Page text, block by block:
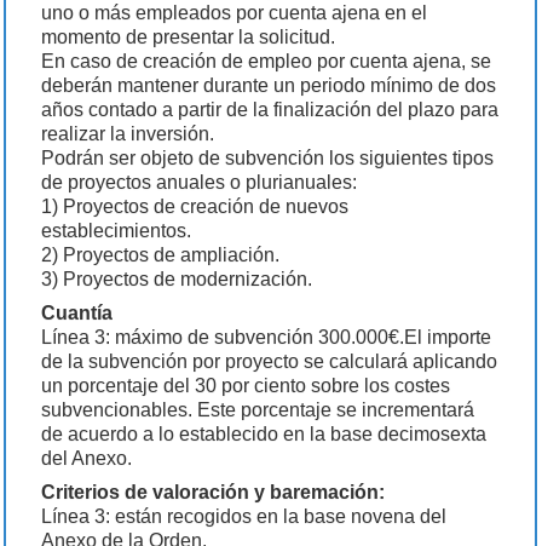
uno o más empleados por cuenta ajena en el
momento de presentar la solicitud.
En caso de creación de empleo por cuenta ajena, se
deberán mantener durante un periodo mínimo de dos
años contado a partir de la finalización del plazo para
realizar la inversión.
Podrán ser objeto de subvención los siguientes tipos
de proyectos anuales o plurianuales:
1) Proyectos de creación de nuevos
establecimientos.
2) Proyectos de ampliación.
3) Proyectos de modernización.
Cuantía
Línea 3: máximo de subvención 300.000€.El importe
de la subvención por proyecto se calculará aplicando
un porcentaje del 30 por ciento sobre los costes
subvencionables. Este porcentaje se incrementará
de acuerdo a lo establecido en la base decimosexta
del Anexo.
Criterios de valoración y baremación:
Línea 3: están recogidos en la base novena del
Anexo de la Orden.